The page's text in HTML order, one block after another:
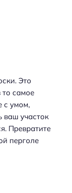
Это
то самое
с умом,
ваш участок
Превратите
перголе